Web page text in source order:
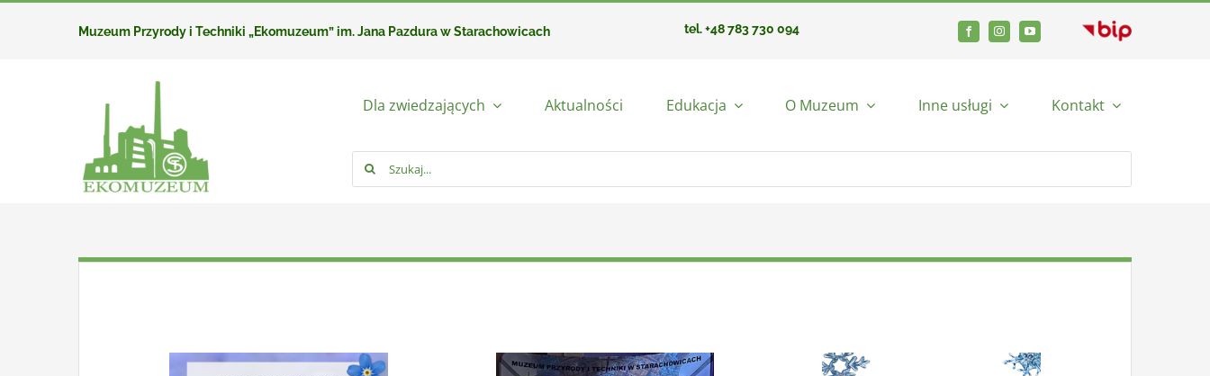
Muzeum Przyrody i Techniki „Ekomuzeum” im. Jana Pazdura w Starachowicach tel. +48 783 730 094
Dla zwiedzających Aktualności Edukacja O Muzeum Inne usługi Kontakt
Szukaj: